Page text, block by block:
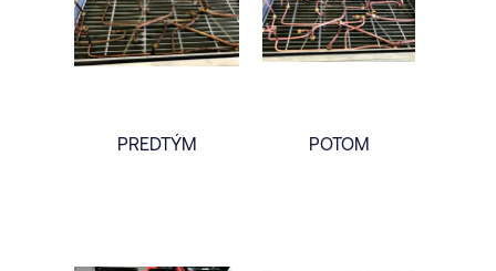
PREDTÝM POTOM